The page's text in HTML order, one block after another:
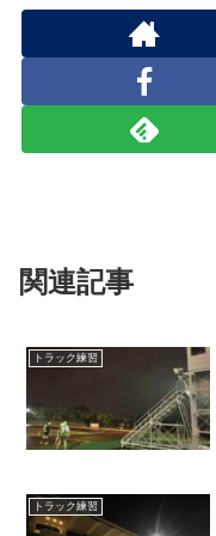
関連記事
トラック練習
トラック練習